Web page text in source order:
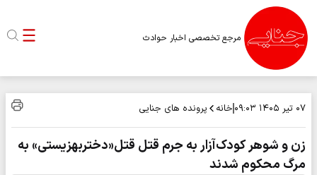
مرجع تخصصی اخبار حوادث
۰۷ تیر ۱۴۰۵ ۰۹:۰۳ خانه پرونده های جنایی
زن و شوهر کودک‌آزار به جرم قتل قتل«دختربهزیستی» به
مرگ محکوم شدند